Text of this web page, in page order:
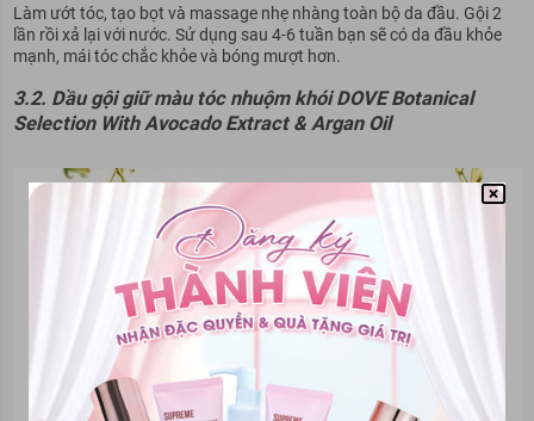
Làm ướt tóc, tạo bọt và massage nhẹ nhàng toàn bộ da đầu. Gội 2
lần rồi xả lại với nước. Sử dụng sau 4-6 tuần bạn sẽ có da đầu khỏe
mạnh, mái tóc chắc khỏe và bóng mượt hơn.
3.2. Dầu gội giữ màu tóc nhuộm khói DOVE Botanical
Selection With Avocado Extract & Argan Oil